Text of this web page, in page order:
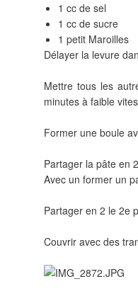
1 cc de sel
1 cc de sucre
1 petit Maroilles
Délayer la levure
Mettre tous les
minutes à faible
Former une boule
Partager la pâte en
Avec un former un
Partager en 2 le 2e
Couvrir avec des